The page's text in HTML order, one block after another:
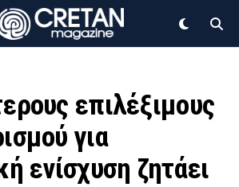
επιλέξιμους
για
ενίσχυση ζητάει